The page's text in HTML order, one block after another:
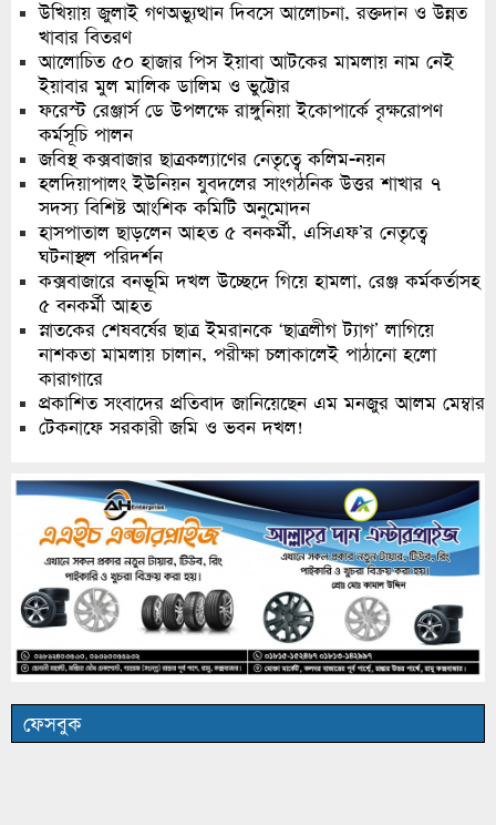
উখিয়ায় জুলাই গণঅভ্যুত্থান দিবসে আলোচনা, রক্তদান ও উন্নত
খাবার বিতরণ
আলোচিত ৫০ হাজার পিস ইয়াবা আটকের মামলায় নাম নেই
ইয়াবার মুল মালিক ডালিম ও ভুট্টোর
ফরেস্ট রেঞ্জার্স ডে উপলক্ষে রাঙ্গুনিয়া ইকোপার্কে বৃক্ষরোপণ
কর্মসূচি পালন
জবিস্থ কক্সবাজার ছাত্রকল্যাণের নেতৃত্বে কলিম-নয়ন
হলদিয়াপালং ইউনিয়ন যুবদলের সাংগঠনিক উত্তর শাখার ৭
সদস্য বিশিষ্ট আংশিক কমিটি অনুমোদন
হাসপাতাল ছাড়লেন আহত ৫ বনকর্মী, এসিএফ’র নেতৃত্বে
ঘটনাস্থল পরিদর্শন
কক্সবাজারে বনভূমি দখল উচ্ছেদে গিয়ে হামলা, রেঞ্জ কর্মকর্তাসহ
৫ বনকর্মী আহত
স্নাতকের শেষবর্ষের ছাত্র ইমরানকে ‘ছাত্রলীগ ট্যাগ’ লাগিয়ে
নাশকতা মামলায় চালান, পরীক্ষা চলাকালেই পাঠানো হলো
কারাগারে
প্রকাশিত সংবাদের প্রতিবাদ জানিয়েছেন এম মনজুর আলম মেম্বার
টেকনাফে সরকারী জমি ও ভবন দখল!
ফেসবুক